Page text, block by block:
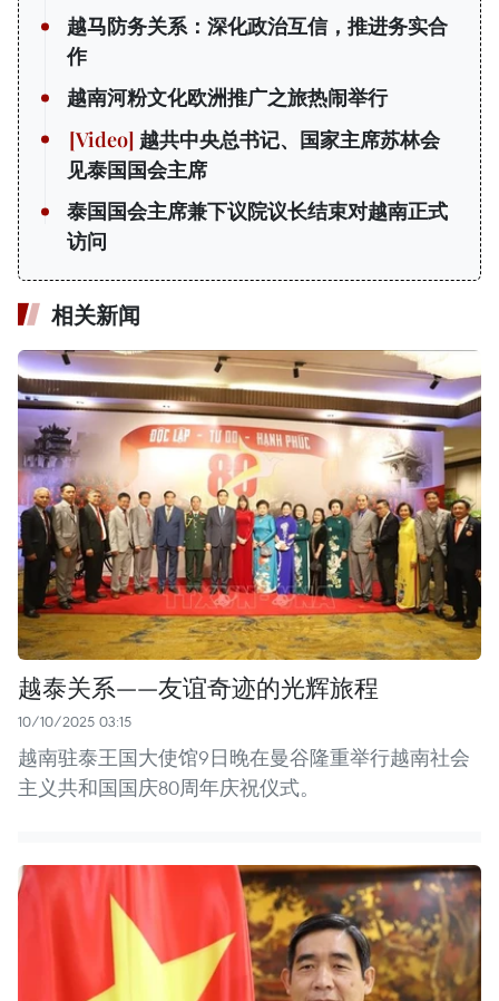
越马防务关系：深化政治互信，推进务实合
作
越南河粉文化欧洲推广之旅热闹举行
越共中央总书记、国家主席苏林会
见泰国国会主席
泰国国会主席兼下议院议长结束对越南正式
访问
相关新闻
越泰关系——友谊奇迹的光辉旅程
10/10/2025 03:15
越南驻泰王国大使馆9日晚在曼谷隆重举行越南社会
主义共和国国庆80周年庆祝仪式。